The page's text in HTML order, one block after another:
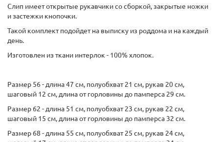
Слип имеет открытые рукавчики со сборкой, закрытые ножки
и застежки кнопочки.
Такой комплект подойдет на выписку из роддома и на каждый
день.
Изготовлен из ткани интерлок - 100% хлопок.
Размер 56 - длина 47 см, полуобхват 21 см, рукав 20 см,
шаговый 12 см, длина от горловины до памперса 29 см.
Размер 62 - длина 51 см, полуобхват 23 см, рукав 22 см,
шаговый 15 см, длина от горловины до памперса 32 см.
Размер 68 - длина 55 см, полуобхват 25 см, рукав 24 см,